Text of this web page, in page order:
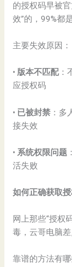
的授权码早被官
效”的，99%都
主要失效原因：
• ​ ​版本不匹配​：
应授权码
• ​ ​已被封禁​ ：多
接失效
• ​ ​系统权限问题​
活失败
如何正确获取
网上那些“授权
毒，云哥电脑
靠谱的方法有哪